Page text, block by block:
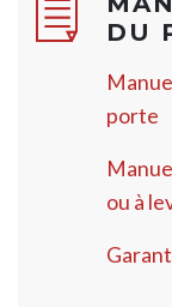
DU
porte
ou à